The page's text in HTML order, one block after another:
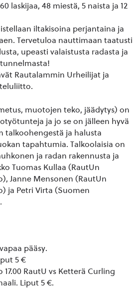
laskijaa, 48 miestä, 5 naista ja 12
iltakisoina perjantaina ja
Tervetuloa nauttimaan taatusti
upeasti valaistusta radasta ja
Rautalammin Urheilijat ja
muotojen teko, jäädytys) on
ja jo se on jälleen hyvä
talkoohengestä ja halusta
tapahtumia. Talkoolaisia on
ja radan rakennusta ja
Tuomas Kullaa (RautUn
Janne Mensonen (RautUn
ja Petri Virta (Suomen
pääsy.
5 €
17.00 RautU vs Ketterä Curling
Liput 5 €.